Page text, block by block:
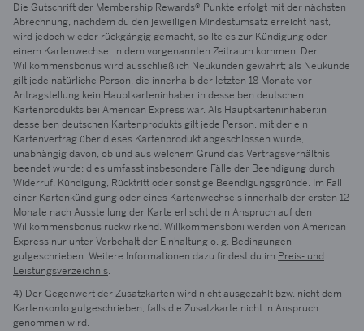
Die Gutschrift der Membership Rewards® Punkte erfolgt mit der nächsten
Abrechnung, nachdem du den jeweiligen Mindestumsatz erreicht hast,
wird jedoch wieder rückgängig gemacht, sollte es zur Kündigung oder
einem Kartenwechsel in dem vorgenannten Zeitraum kommen. Der
Willkommensbonus wird ausschließlich Neukunden gewährt; als Neukunde
gilt jede natürliche Person, die innerhalb der letzten 18 Monate vor
Antragstellung kein Hauptkarteninhaber:in desselben deutschen
Kartenprodukts bei American Express war. Als Hauptkarteninhaber:in
desselben deutschen Kartenprodukts gilt jede Person, mit der ein
Kartenvertrag über dieses Kartenprodukt abgeschlossen wurde,
unabhängig davon, ob und aus welchem Grund das Vertragsverhältnis
beendet wurde; dies umfasst insbesondere Fälle der Beendigung durch
Widerruf, Kündigung, Rücktritt oder sonstige Beendigungsgründe. Im Fall
einer Kartenkündigung oder eines Kartenwechsels innerhalb der ersten 12
Monate nach Ausstellung der Karte erlischt dein Anspruch auf den
Willkommensbonus rückwirkend. Willkommensboni werden von American
Express nur unter Vorbehalt der Einhaltung o. g. Bedingungen
gutgeschrieben. Weitere Informationen dazu findest du im Preis- und
Leistungsverzeichnis.
4) Der Gegenwert der Zusatzkarten wird nicht ausgezahlt bzw. nicht dem
Kartenkonto gutgeschrieben, falls die Zusatzkarte nicht in Anspruch
genommen wird.